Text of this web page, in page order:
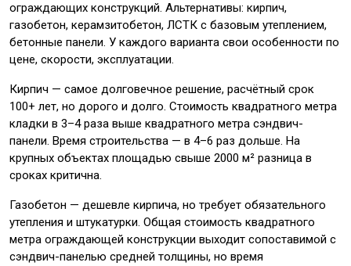
ограждающих конструкций. Альтернативы: кирпич,
газобетон, керамзитобетон, ЛСТК с базовым утеплением,
бетонные панели. У каждого варианта свои особенности по
цене, скорости, эксплуатации.
Кирпич — самое долговечное решение, расчётный срок
100+ лет, но дорого и долго. Стоимость квадратного метра
кладки в 3–4 раза выше квадратного метра сэндвич-
панели. Время строительства — в 4–6 раз дольше. На
крупных объектах площадью свыше 2000 м² разница в
сроках критична.
Газобетон — дешевле кирпича, но требует обязательного
утепления и штукатурки. Общая стоимость квадратного
метра ограждающей конструкции выходит сопоставимой с
сэндвич-панелью средней толщины, но время